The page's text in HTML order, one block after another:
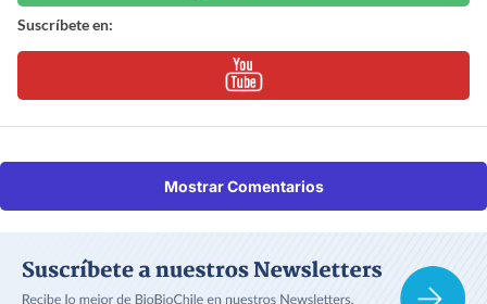
Suscríbete en:
Mostrar Comentarios